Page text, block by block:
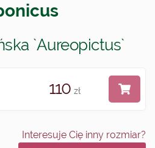
`Aureopictus`
110 zł
Interesuje Cię inny rozmiar?